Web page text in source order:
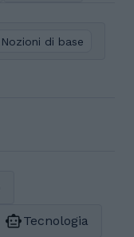
Nozioni di base
Tecnologia